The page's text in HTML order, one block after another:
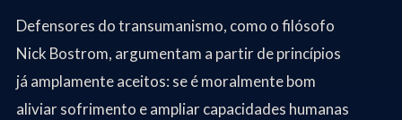
Defensores do transumanismo, como o filósofo
Nick Bostrom, argumentam a partir de princípios
já amplamente aceitos: se é moralmente bom
aliviar sofrimento e ampliar capacidades humanas